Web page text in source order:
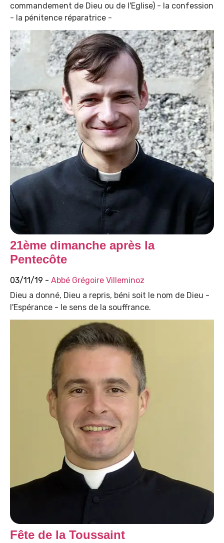
commandement de Dieu ou de l'Eglise) - la confession
- la pénitence réparatrice -
21ème dimanche après la
Pentecôte
03/11/19 - Abbé Grégoire Villeminoz
Dieu a donné, Dieu a repris, béni soit le nom de Dieu -
l'Espérance - le sens de la souffrance.
Fête de la Toussaint